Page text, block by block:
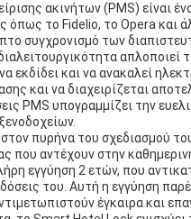
ακινήτων (PMS) είναι
όπως το Fidelio, το Opera και
συγχρονισμό των
απλοποιεί
και να ανακαλεί
και να διαχειρίζεται
PMS υπογραμμίζει την
πυρήνα του σχεδιασμού
που αντέχουν στην
εγγύηση 2 ετών, που
του. Αυτή η εγγύηση
έγκαιρα και